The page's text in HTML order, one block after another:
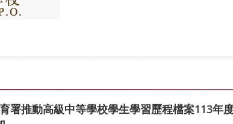
署推動高級中等學校學生學習歷程檔案113年